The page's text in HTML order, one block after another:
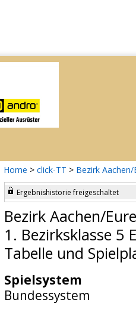
Home > click-TT > Bezirk
Ergebnishistorie freigeschaltet
Bezirk Aachen/
1. Bezirksklasse 5
Tabelle und
Spielsystem
Bundessystem